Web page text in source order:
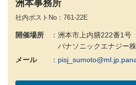
洲本事務所
社内ポストNo：761-22E
開催場所
洲本市上内膳222番1号
パナソニックエナジー
メール